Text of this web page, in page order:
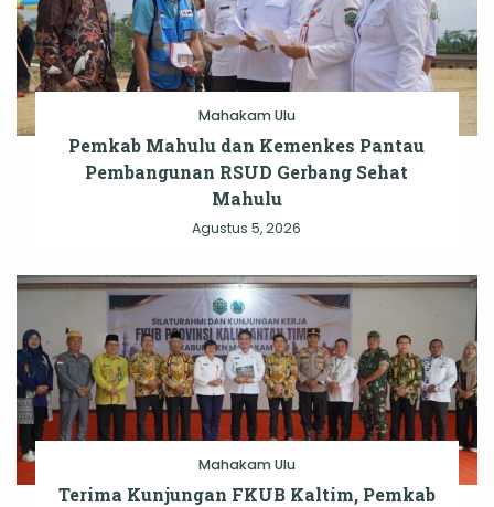
Mahakam Ulu
Pemkab Mahulu dan Kemenkes Pantau
Pembangunan RSUD Gerbang Sehat
Mahulu
Agustus 5, 2026
Mahakam Ulu
Terima Kunjungan FKUB Kaltim, Pemkab